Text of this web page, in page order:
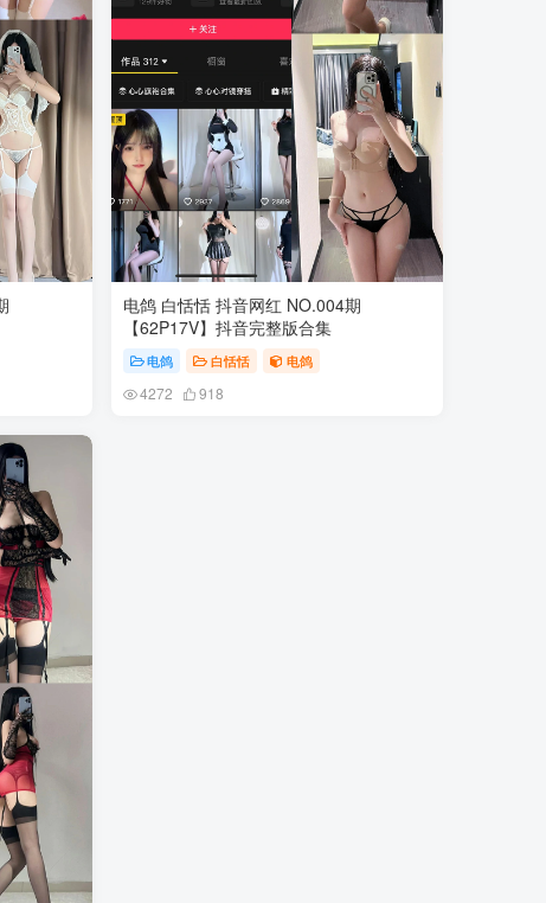
电鸽 白恬恬 抖音网红 NO.004期
【62P17V】抖音完整版合集
电鸽 白恬恬 电鸽
4272 918